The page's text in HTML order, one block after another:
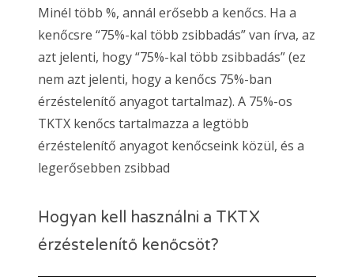
Minél több %, annál erősebb a kenőcs. Ha a
kenőcsre “75%-kal több zsibbadás” van írva, az
azt jelenti, hogy “75%-kal több zsibbadás” (ez
nem azt jelenti, hogy a kenőcs 75%-ban
érzéstelenítő anyagot tartalmaz). A 75%-os
TKTX kenőcs tartalmazza a legtöbb
érzéstelenítő anyagot kenőcseink közül, és a
legerősebben zsibbad
Hogyan kell használni a TKTX
érzéstelenítő kenőcsöt?